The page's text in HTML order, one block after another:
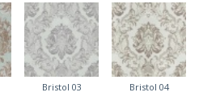
Bristol 03 Bristol 04